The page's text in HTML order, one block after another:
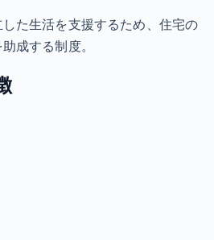
た生活を支援するため、住宅の
成する制度。